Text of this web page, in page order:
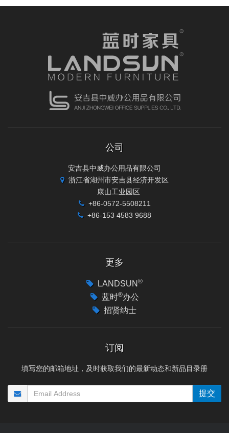
公司
安吉县中威办公用品有限公司
浙江省湖州市安吉县经济开发区
康山工业园区
+86-0572-5508211
+86-153 4583 9688
更多
LANDSUN ®
蓝时®办公
招贤纳士
订阅
填写您的邮箱地址，及时获取我们的最新动态和新品目录册
提交